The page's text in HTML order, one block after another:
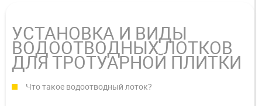
УСТАНОВКА И ВИДЫ
ВОДООТВОДНЫХ ЛОТКОВ
ДЛЯ ТРОТУАРНОЙ ПЛИТКИ
Что такое водоотводный лоток?